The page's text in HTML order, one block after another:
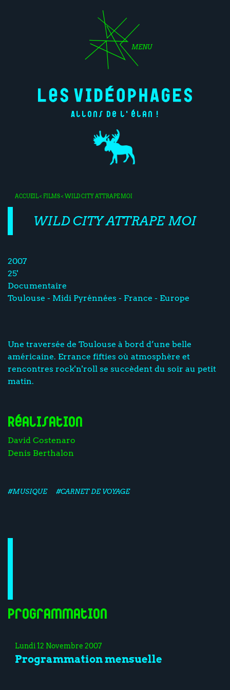
MENU
Allons de l'élan !
ACCUEIL< FILMS< WILD CITY ATTRAPE MOI
WILD CITY ATTRAPE MOI
2007
25'
Documentaire
Toulouse - Midi Pyrénnées - France - Europe
Une traversée de Toulouse à bord d’une belle
américaine. Errance fifties où atmosphère et
rencontres rock'n'roll se succèdent du soir au petit
matin.
Réalisation
David Costenaro
Denis Berthalon
#MUSIQUE #CARNET DE VOYAGE
Programmation
Lundi 12 Novembre 2007
Programmation mensuelle